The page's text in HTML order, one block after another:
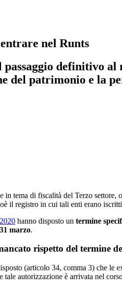
nel Runts
passaggio definitivo
del patrimonio e la
tema di fiscalità del Terzo settore,
il registro in cui tali enti erano
hanno disposto un termine
31 marzo.
rispetto del termine
(articolo 34, comma 3) che le
autorizzazione è arrivata nel